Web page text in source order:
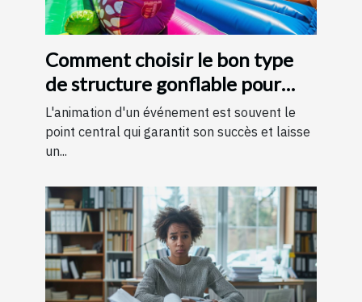
Comment choisir le bon type
de structure gonflable pour
votre événement
L'animation d'un événement est souvent le
point central qui garantit son succès et laisse
un...